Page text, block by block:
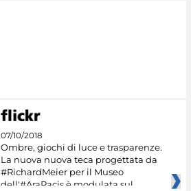
07/10/2018
Ombre, giochi di luce e trasparenze.
La nuova nuova teca progettata da
#RichardMeier per il Museo
dell'#AraPacis è modulata sul